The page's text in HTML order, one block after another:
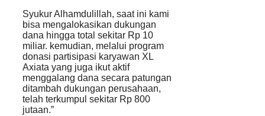
Syukur Alhamdulillah, saat ini kami
bisa mengalokasikan dukungan
dana hingga total sekitar Rp 10
miliar. kemudian, melalui program
donasi partisipasi karyawan XL
Axiata yang juga ikut aktif
menggalang dana secara patungan
ditambah dukungan perusahaan,
telah terkumpul sekitar Rp 800
jutaan.”